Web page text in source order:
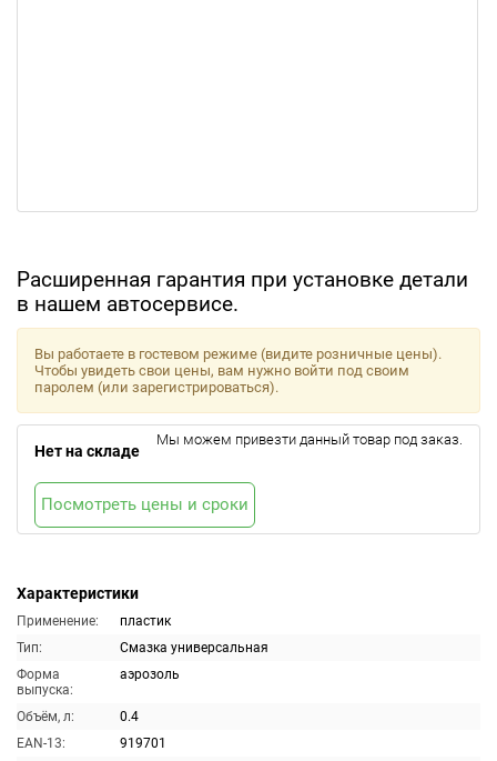
Расширенная гарантия при установке детали
в нашем автосервисе.
Характеристики
Применение:
пластик
Тип:
Смазка универсальная
Форма
выпуска:
аэрозоль
Объём, л:
0.4
EAN-13:
919701
Вы работаете в гостевом режиме (видите розничные цены).
Чтобы увидеть свои цены, вам нужно войти под своим
паролем (или зарегистрироваться).
Нет на складе
Мы можем привезти данный товар под заказ.
Посмотреть цены и сроки